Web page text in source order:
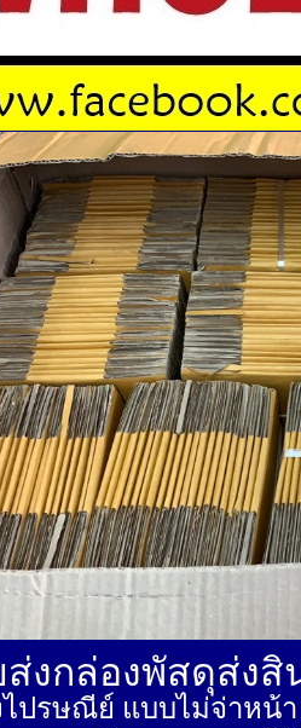
ส่งกล่องพัสดุส่ง
ไปรษณีย์ แบบไม่จ่าหน้